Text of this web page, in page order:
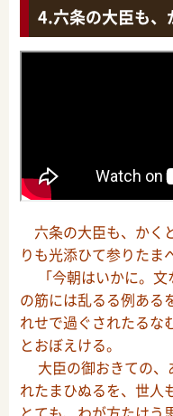
六条の大臣も、
六条の大臣も、かく
りも光添ひて参りたま
「今朝はいかに。文
の筋には乱るる例ある
れせで過ぐされたるな
とおぼえける。
大臣の御おきての、
れたまひぬるを、世人